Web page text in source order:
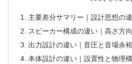
主要差分サマリー｜設計思想の
スピーカー構成の違い｜高さ方
出力設計の違い｜音圧と音場余
本体設計の違い｜設置性と物理